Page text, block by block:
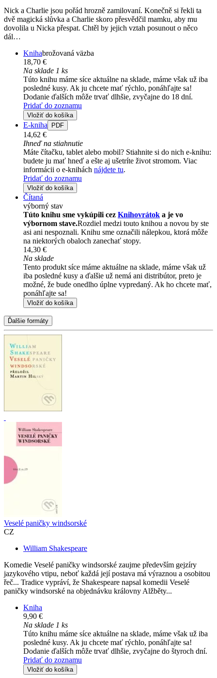
Nick a Charlie jsou pořád hrozně zamilovaní. Konečně si řekli ta
dvě magická slůvka a Charlie skoro přesvědčil mamku, aby mu
dovolila u Nicka přespat. Chtěl by jejich vztah posunout o něco
dál…
Knihabrožovaná väzba
18,70 €
Na sklade 1 ks
Túto knihu máme síce aktuálne na sklade, máme však už iba
posledné kusy. Ak ju chcete mať rýchlo, ponáhľajte sa!
Dodanie ďalších môže trvať dlhšie, zvyčajne do 18 dní.
Pridať do zoznamu
Vložiť do košíka
E-kniha PDF
14,62 €
Ihneď na stiahnutie
Máte čítačku, tablet alebo mobil? Stiahnite si do nich e-knihu:
budete ju mať hneď a ešte aj ušetríte život stromom. Viac
informácii o e-knihách nájdete tu.
Pridať do zoznamu
Vložiť do košíka
Čítaná
výborný stav
Túto knihu sme vykúpili cez Knihovrátok a je vo
výbornom stave.Rozdiel medzi touto knihou a novou by ste
asi ani nespoznali. Knihu sme označili nálepkou, ktorá môže
na niektorých obaloch zanechať stopy.
14,30 €
Na sklade
Tento produkt síce máme aktuálne na sklade, máme však už
iba posledné kusy a ďalšie už nemá ani distribútor, preto je
možné, že bude onedlho úplne vypredaný. Ak ho chcete mať,
ponáhľajte sa!
Vložiť do košíka
Ďalšie formáty
Veselé paničky windsorské
CZ
William Shakespeare
Komedie Veselé paničky windsorské zaujme především gejzíry
jazykového vtipu, neboť každá její postava má výraznou a osobitou
řeč... Tradice vypráví, že Shakespeare napsal komedii Veselé
paničky windsorské na objednávku královny Alžběty...
Kniha
9,90 €
Na sklade 1 ks
Túto knihu máme síce aktuálne na sklade, máme však už iba
posledné kusy. Ak ju chcete mať rýchlo, ponáhľajte sa!
Dodanie ďalších môže trvať dlhšie, zvyčajne do štyroch dní.
Pridať do zoznamu
Vložiť do košíka